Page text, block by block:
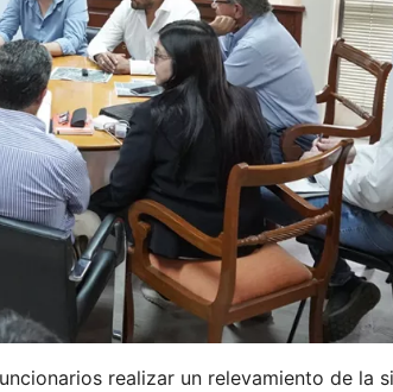
realizar un relevamiento de la